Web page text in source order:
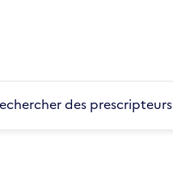
des